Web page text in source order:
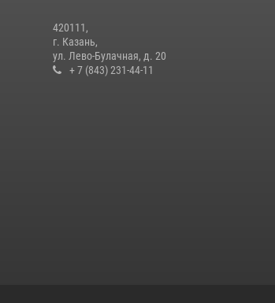
420111,
г. Казань,
ул. Лево-Булачная, д. 20
+ 7 (843) 231-44-11